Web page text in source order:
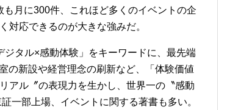
月に300件、これほど多くのイベントの企
対応できるのが大きな強みだ。
タル×感動体験」をキーワードに、最先端
の新設や経営理念の刷新など、「体験価値
アル〞の表現力を生かし、世界一の〝感動
一部上場、イベントに関する著書も多い。